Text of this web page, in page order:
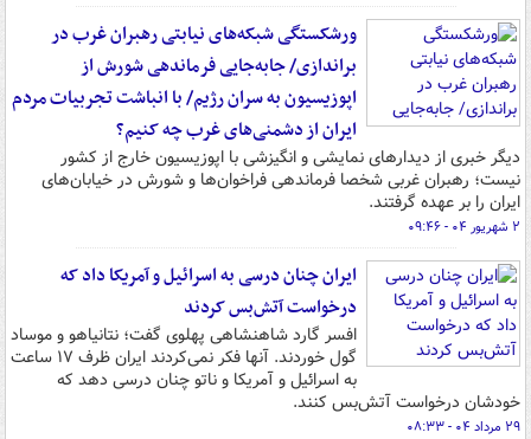
ورشکستگی شبکه‌های نیابتی رهبران غرب در
براندازی/ جابه‌جایی فرماندهی شورش از
اپوزیسیون به سران رژیم/ با انباشت تجربیات مردم
ایران از دشمنی‌های غرب چه کنیم؟
دیگر خبری از دیدارهای نمایشی و انگیزشی با اپوزیسیون خارج از کشور
نیست؛ رهبران غربی شخصا فرماندهی فراخوان‌ها و شورش در خیابان‌های
ایران را بر عهده گرفتند.
۲ شهریور ۰۴ - ۰۹:۴۶
ایران چنان درسی به اسرائیل و آمریکا داد که
درخواست آتش‌بس کردند
افسر گارد شاهنشاهی پهلوی گفت؛ نتانیاهو و موساد
گول خوردند. آنها فکر نمی‌کردند ایران ظرف ۱۷ ساعت
به اسرائیل و آمریکا و ناتو چنان درسی دهد که
خودشان درخواست آتش‌بس کنند.
۲۹ مرداد ۰۴ - ۰۸:۳۳